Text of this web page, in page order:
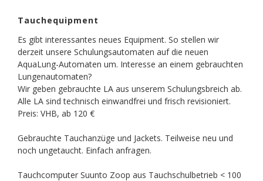
Tauchequipment
Es gibt interessantes neues Equipment. So stellen wir
derzeit unsere Schulungsautomaten auf die neuen
AquaLung-Automaten um. Interesse an einem gebrauchten
Lungenautomaten?
Wir geben gebrauchte LA aus unserem Schulungsbreich ab.
Alle LA sind technisch einwandfrei und frisch revisioniert.
Preis: VHB, ab 120 €
Gebrauchte Tauchanzüge und Jackets. Teilweise neu und
noch ungetaucht. Einfach anfragen.
Tauchcomputer Suunto Zoop aus Tauchschulbetrieb < 100